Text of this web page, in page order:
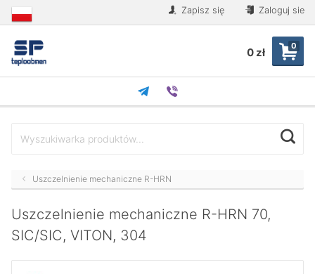
Zapisz się Zaloguj sie
0
0 zł
Uszczelnienie mechaniczne R-HRN
Uszczelnienie mechaniczne R-HRN 70,
SIC/SIC, VITON, 304